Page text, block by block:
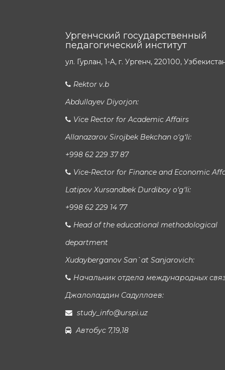
Ургенчский государственный
педагогический институт
ул. Гурлан, 1-A, г. Ургенч, 220100,
Rektor v.b
Abdullayev Diyorjon:
Vice Rector for Academic Affairs
Allanazarov Sirojbek Bekchan o‘g‘li:
+998 62 229 37 87
Vice-Rector for Finance and Economic
Latipov Xursandbek Durdiboy o‘g‘li:
+998 62 229 14 77
Head of the educational methodological
department
Xudayberganov San`at Sanjarovich:
Начальник отдела международных
Джалоладдин Садуллаев:
study_info@urspi.uz
Автобус 7,19,18